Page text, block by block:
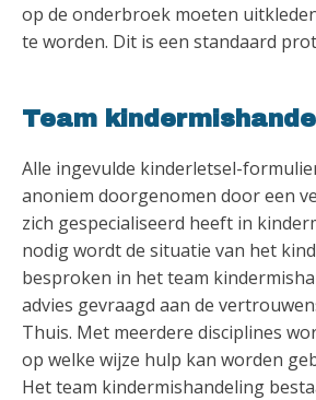
op de onderbroek moeten
te worden. Dit is een standaard
Team
Alle ingevulde kinderletsel-
anoniem doorgenomen door een
zich gespecialiseerd heeft in
nodig wordt de situatie van het
besproken in het team
advies gevraagd aan de
Thuis. Met meerdere disciplines
op welke wijze hulp kan worden
Het team kindermishandeling